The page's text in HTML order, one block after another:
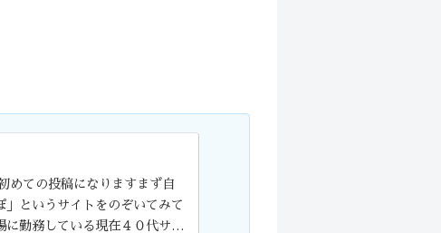
めての投稿になりますまず自
」というサイトをのぞいてみて
に勤務している現在４０代サラ